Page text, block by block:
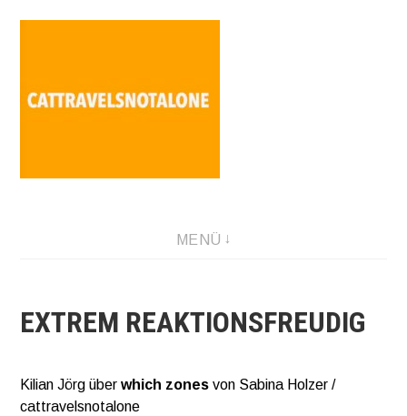
SABINA HOLZER performance-artist. writer. movement-
MENÜ
EXTREM REAKTIONSFREUDIG
Kilian Jörg überwhich zones von Sabina Holzer /
cattravelsnotalone